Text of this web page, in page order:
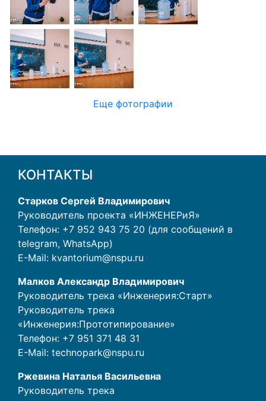
Еще фотографии
КОНТАКТЫ
Старков Сергей Владимирович
Руководитель проекта «ИНЖЕНЕРиЯ»
Телефон: +7 952 943 75 20 (для сообщений в
telegram, WhatsApp)
E-Mail: kvantorium@nspu.ru
Малков Александр Владимирович
Руководитель трека «Инженерия:Старт»
Руководитель трека
«Инженерия:Прототипирование»
Телефон: +7 951 371 48 31
E-Mail: technopark@nspu.ru
Ржевина Наталья Васильевна
Руководитель трека